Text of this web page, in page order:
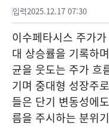
입력2025.12.17 07:30
이수페타시스 주가
대 상승률을 기록하
균을 웃도는 주가 흐
기며 중대형 성장주
들은 단기 변동성에
름을 주시하는 분위